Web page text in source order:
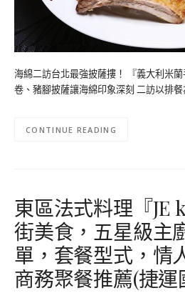
海綿二訪台北最強披薩摟！ 『義大利米
卷、豬腳披薩讓海綿印象深刻 二訪以排
CONTINUE READING
東區法式料理『JE
街美食，五星級主
單，套餐型式，情
商務聚餐推薦(捷